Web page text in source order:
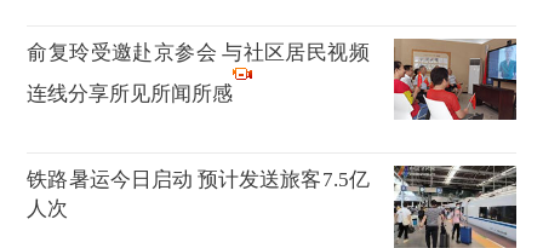
俞复玲受邀赴京参会 与社区居民视频
连线分享所见所闻所感
铁路暑运今日启动 预计发送旅客7.5亿
人次